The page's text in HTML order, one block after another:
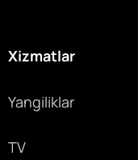
Xizmatlar
Yangiliklar
TV